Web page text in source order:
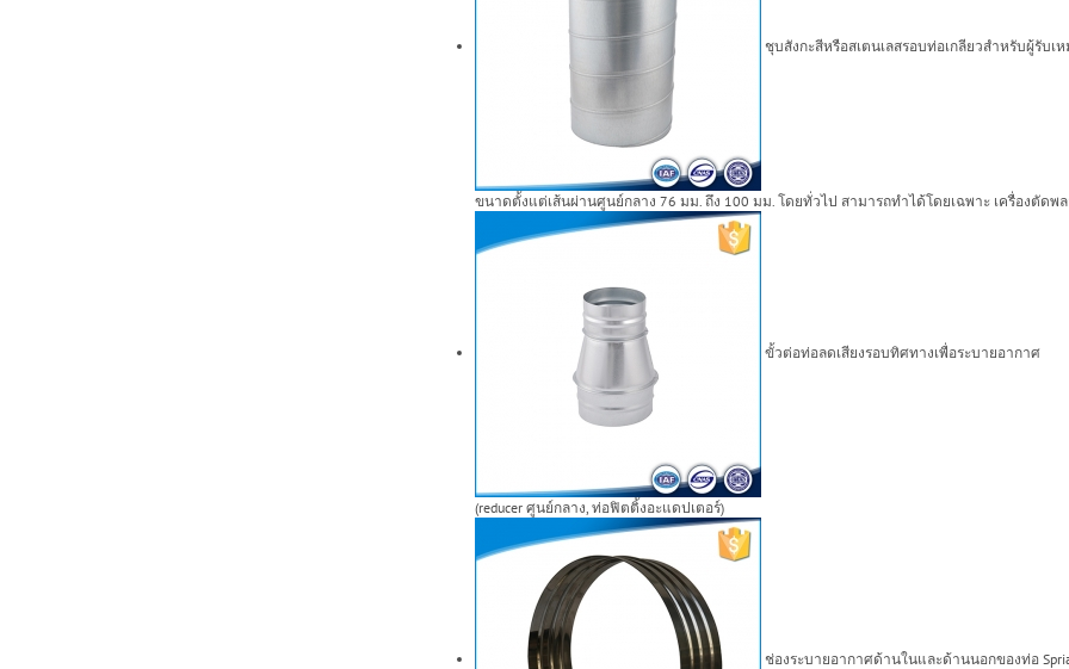
ชุบสังกะสีหรือสเตนเลสรอบท่อเกลียวสำหรับผู้รับเ
ขนาดตั้งแต่เส้นผ่านศูนย์กลาง 76 มม. ถึง 100 มม. โดยทั่วไป สามารถทำได้โดยเฉพาะ เครื่องตัด
ขั้วต่อท่อลดเสียงรอบทิศทางเพื่อระบายอากาศ
(reducer ศูนย์กลาง, ท่อฟิตติ้งอะแดปเตอร์)
ช่องระบายอากาศด้านในและด้านนอกของท่อ